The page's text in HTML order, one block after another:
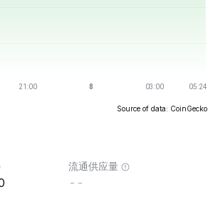
Source of data: CoinGecko
流通供应量
--